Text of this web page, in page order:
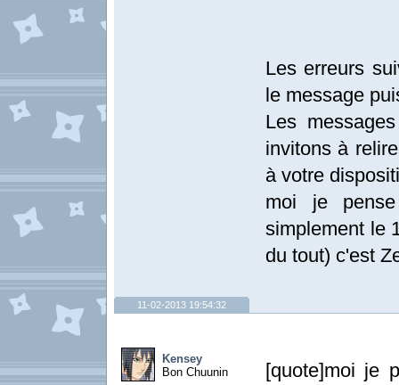
Les erreurs
le message
Les
invitons à
à votre
moi je
simplement le
du tout) c'est
11-02-2013 19:54:32
Kensey
Bon Chuunin
[quote]moi je